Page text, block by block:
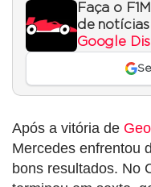
Faça o
de
Google
Após a vitória de
Mercedes enfrentou
bons resultados. No